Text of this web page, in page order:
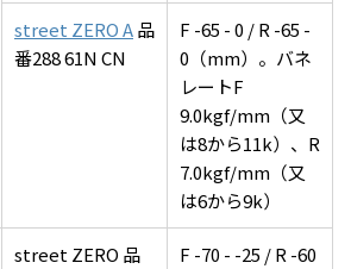
street ZERO A品
番288 61N CN
F -65 - 0 / R -65 -
0（mm）。バネ
レートF
9.0kgf/mm（又
は8から11k）、R
7.0kgf/mm（又
は6から9k）
street ZERO 品
F -70 - -25 / R -60